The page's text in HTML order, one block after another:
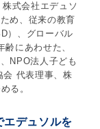
式会社エデュソ
め、従来の教育
）、グローバル
にあわせた、
NPO法人子ども
会 代表理事、株
る。
デュソルを